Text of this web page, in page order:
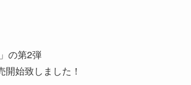
の第2弾
始致しました！